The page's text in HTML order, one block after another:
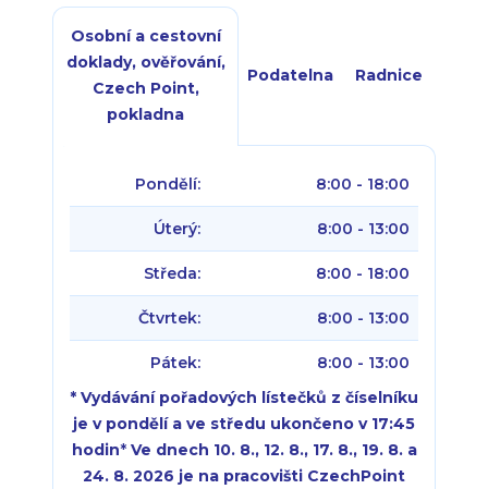
Osobní a cestovní
doklady, ověřování,
Czech Point,
pokladna
Podatelna Radnice
Pondělí: 8:00 - 18:00
Úterý: 8:00 - 13:00
Středa: 8:00 - 18:00
Čtvrtek: 8:00 - 13:00
Pátek:
8:00 - 13:00
* Vydávání pořadových lístečků z číselníku
je v pondělí a ve středu ukončeno v 17:45
hodin* Ve dnech 10. 8., 12. 8., 17. 8., 19. 8. a
24. 8. 2026 je na pracovišti CzechPoint